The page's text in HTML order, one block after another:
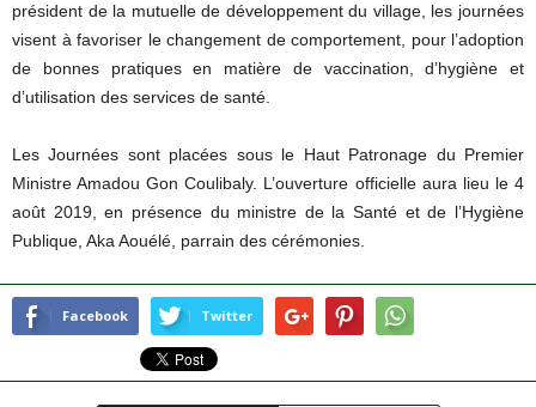
président de la mutuelle de développement du village, les journées
visent à favoriser le changement de comportement, pour l’adoption
de bonnes pratiques en matière de vaccination, d’hygiène et
d’utilisation des services de santé.
Les Journées sont placées sous le Haut Patronage du Premier
Ministre Amadou Gon Coulibaly. L’ouverture officielle aura lieu le 4
août 2019, en présence du ministre de la Santé et de l’Hygiène
Publique, Aka Aouélé, parrain des cérémonies.
Facebook Twitter